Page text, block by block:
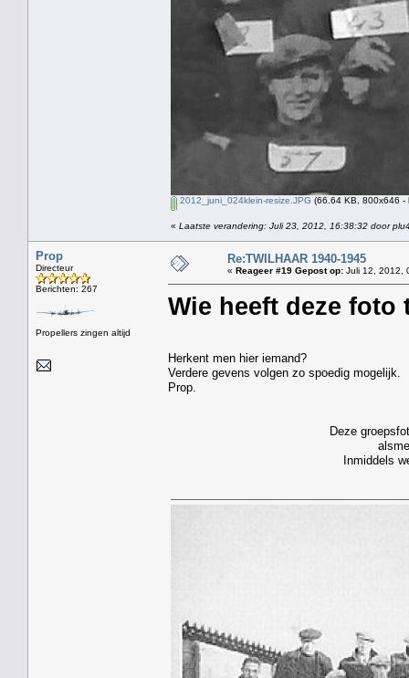
2012_juni_024klein-resize.JPG (66.64 KB, 800x646 -
« Laatste verandering: Juli 23, 2012, 16:38:32 door
Prop
Directeur
Berichten: 267
Propellers zingen altijd
Re:TWILHAAR 1940-1945
« Reageer #19 Gepost op: Juli 12, 2012,
Wie heeft deze
Herkent men hier iemand?
Verdere gevens volgen zo spoedig mogelijk.
Prop.
Deze
Inmiddels